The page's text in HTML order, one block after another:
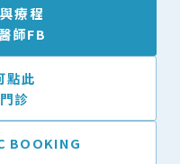
療程
師FB
點此
診
BOOKING